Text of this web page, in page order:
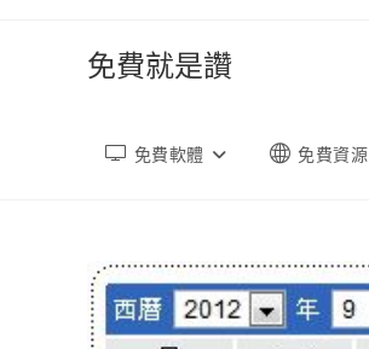
免費就是讚
免費軟體 免費資源